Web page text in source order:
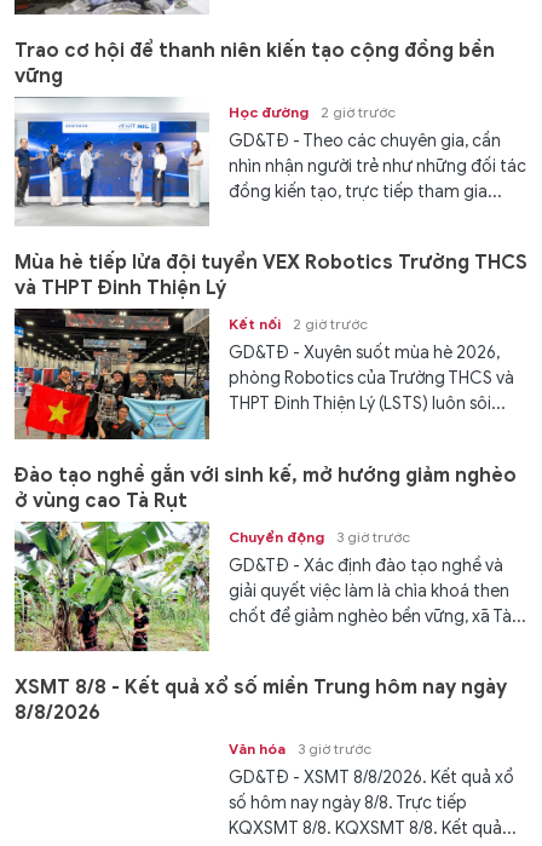
Trao cơ hội để thanh niên kiến tạo cộng đồng bền
vững
Học đường 2 giờ trước
GD&TĐ - Theo các chuyên gia, cần
nhìn nhận người trẻ như những đối tác
đồng kiến tạo, trực tiếp tham gia...
Mùa hè tiếp lửa đội tuyển VEX Robotics Trường THCS
và THPT Đinh Thiện Lý
Kết nối 2 giờ trước
GD&TĐ - ​​Xuyên suốt mùa hè 2026,
phòng Robotics của Trường THCS và
THPT Đinh Thiện Lý (LSTS) luôn sôi...
Đào tạo nghề gắn với sinh kế, mở hướng giảm nghèo
ở vùng cao Tà Rụt
Chuyển động 3 giờ trước
GD&TĐ - Xác định đào tạo nghề và
giải quyết việc làm là chìa khoá then
chốt để giảm nghèo bền vững, xã Tà...
XSMT 8/8 - Kết quả xổ số miền Trung hôm nay ngày
8/8/2026
Văn hóa 3 giờ trước
GD&TĐ - XSMT 8/8/2026. Kết quả xổ
số hôm nay ngày 8/8. Trực tiếp
KQXSMT 8/8. KQXSMT 8/8. Kết quả...